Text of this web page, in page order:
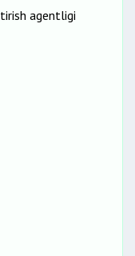
agentligi